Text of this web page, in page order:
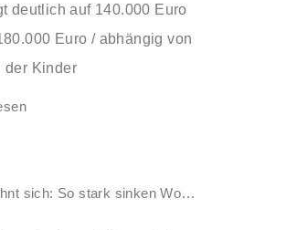
deutlich auf 140.000 Euro
Euro / abhängig von
der Kinder
Laufzeit und 10 Jahren
der Bund verbessern
„Wohneigentum für
Pendeln lohnt sich: So stark sinken Wohnungspreise im Umland